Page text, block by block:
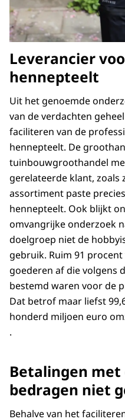
Leverancier
hennepteelt
Uit het genoemde
van de verdachten
faciliteren van de
hennepteelt. De
tuinbouwgroothandel
gerelateerde klant, zoals
assortiment paste
hennepteelt. Ook blijkt
omvangrijke onderzoek
doelgroep niet de
gebruik. Ruim 91
goederen af die volgens
bestemd waren voor de
Dat betrof maar liefst
honderd miljoen euro
.
Betalingen
bedragen niet
Behalve van het